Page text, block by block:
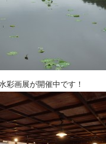
彩画展が開催中です！